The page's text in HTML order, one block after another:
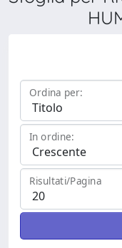
Ordina per:
In ordine:
Risultati/Pagina